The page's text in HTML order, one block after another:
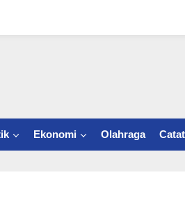
Ekonomi Olahraga